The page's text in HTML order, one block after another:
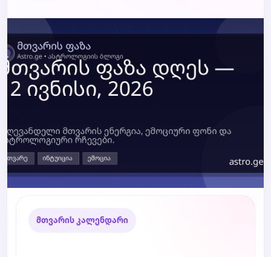
ტარო
მთვარის კალენდარი